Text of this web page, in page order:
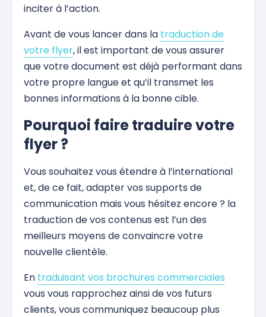
inciter à l’action.
Avant de vous lancer dans la traduction de
votre flyer, il est important de vous assurer
que votre document est déjà performant dans
votre propre langue et qu’il transmet les
bonnes informations à la bonne cible.
Pourquoi faire traduire votre
flyer ?
Vous souhaitez vous étendre à l’international
et, de ce fait, adapter vos supports de
communication mais vous hésitez encore ? la
traduction de vos contenus est l’un des
meilleurs moyens de convaincre votre
nouvelle clientèle.
En traduisant vos brochures commerciales
vous vous rapprochez ainsi de vos futurs
clients, vous communiquez beaucoup plus